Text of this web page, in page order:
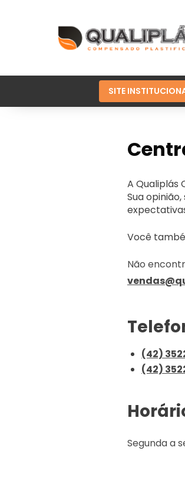
SITE
A Qualiplás
Sua
Você
Não
(42)
(42)
Segunda a